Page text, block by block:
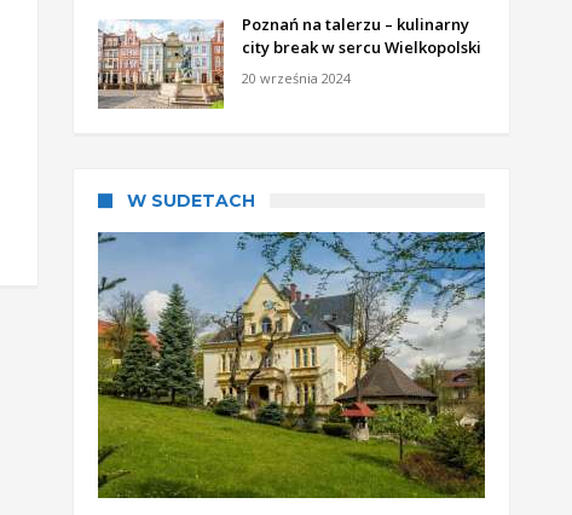
Poznań na talerzu – kulinarny
city break w sercu Wielkopolski
20 września 2024
W SUDETACH